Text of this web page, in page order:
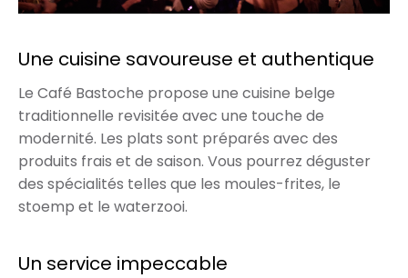
Une cuisine savoureuse et authentique
Le Café Bastoche propose une cuisine belge
traditionnelle revisitée avec une touche de
modernité. Les plats sont préparés avec des
produits frais et de saison. Vous pourrez déguster
des spécialités telles que les moules-frites, le
stoemp et le waterzooi.
Un service impeccable